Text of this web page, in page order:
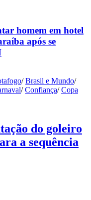
homem em hotel
após se
/ Brasil e Mundo/
/ Confiança/ Copa
do goleiro
a sequência